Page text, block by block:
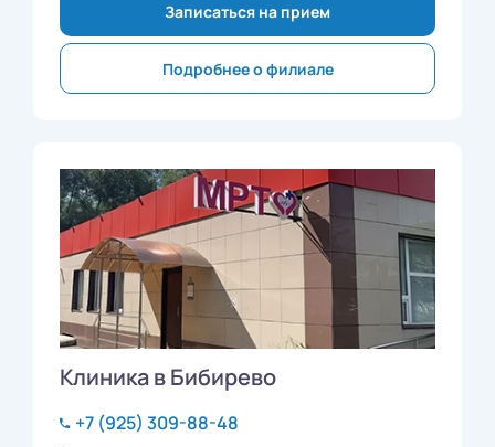
Записаться на прием
Подробнее о филиале
Клиника в Бибирево
+7 (925) 309-88-48